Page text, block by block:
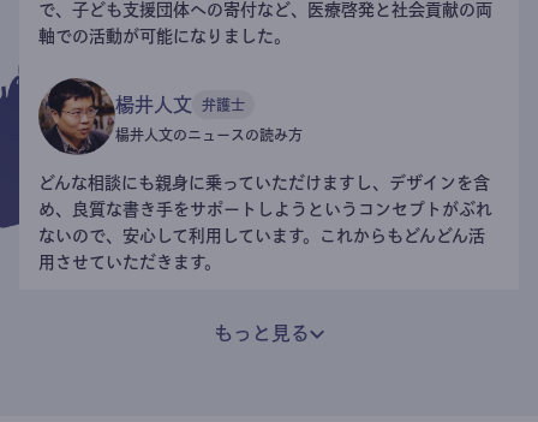
で、子ども支援団体への寄付など、医療啓発と社会貢献の両
軸での活動が可能になりました。
楊井人文 弁護士
楊井人文のニュースの読み方
どんな相談にも親身に乗っていただけますし、デザインを含
め、良質な書き手をサポートしようというコンセプトがぶれ
ないので、安心して利用しています。これからもどんどん活
用させていただきます。
もっと見る